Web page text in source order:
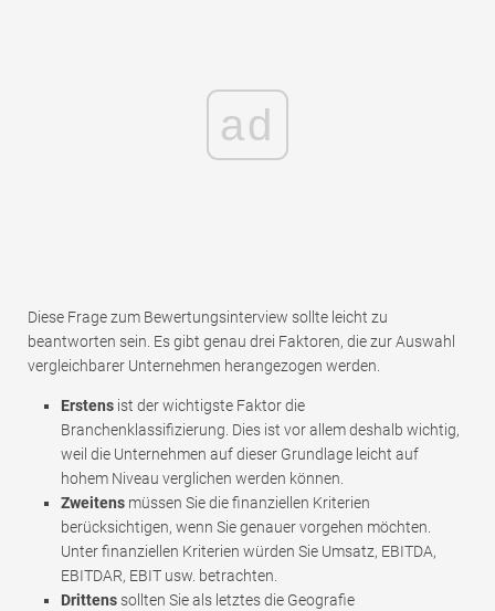
ad
Diese Frage zum Bewertungsinterview sollte leicht zu
beantworten sein. Es gibt genau drei Faktoren, die zur Auswahl
vergleichbarer Unternehmen herangezogen werden.
Erstens ist der wichtigste Faktor die
Branchenklassifizierung. Dies ist vor allem deshalb wichtig,
weil die Unternehmen auf dieser Grundlage leicht auf
hohem Niveau verglichen werden können.
Zweitens müssen Sie die finanziellen Kriterien
berücksichtigen, wenn Sie genauer vorgehen möchten.
Unter finanziellen Kriterien würden Sie Umsatz, EBITDA,
EBITDAR, EBIT usw. betrachten.
Drittens sollten Sie als letztes die Geografie